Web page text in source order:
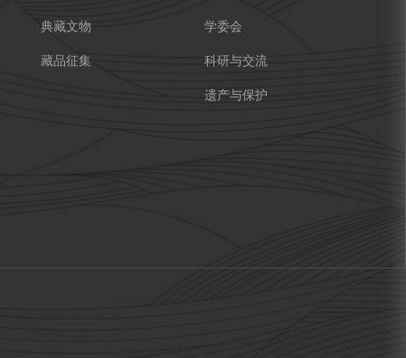
典藏文物
藏品征集
学委会
科研与交流
遗产与保护